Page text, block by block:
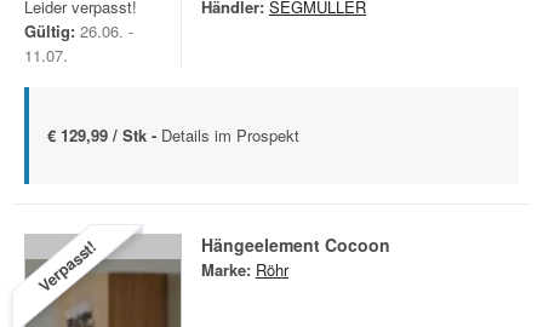
Leider verpasst!
Gültig: 26.06. -
11.07.
Händler: SEGMÜLLER
€ 129,99 / Stk - Details im Prospekt
Verpasst! Hängeelement Cocoon
Marke: Röhr